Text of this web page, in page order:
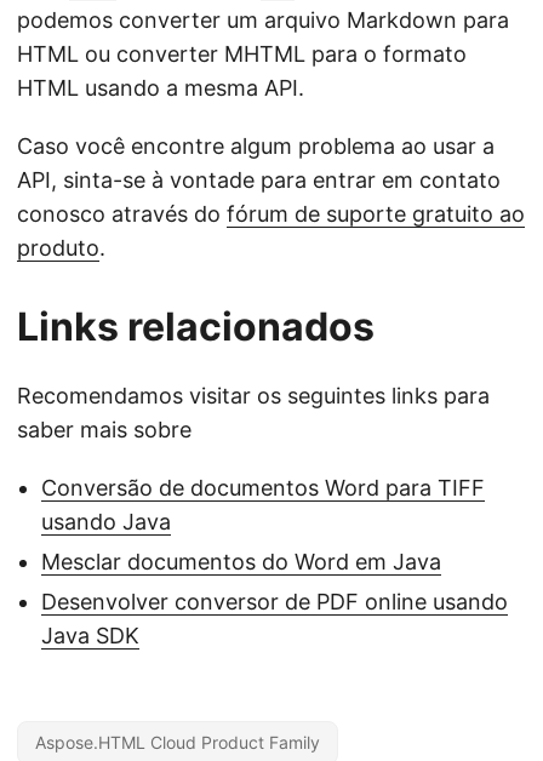
podemos converter um arquivo Markdown para
HTML ou converter MHTML para o formato
HTML usando a mesma API.
Caso você encontre algum problema ao usar a
API, sinta-se à vontade para entrar em contato
conosco através do fórum de suporte gratuito ao
produto.
Links relacionados
Recomendamos visitar os seguintes links para
saber mais sobre
Conversão de documentos Word para TIFF
usando Java
Mesclar documentos do Word em Java
Desenvolver conversor de PDF online usando
Java SDK
Aspose.HTML Cloud Product Family